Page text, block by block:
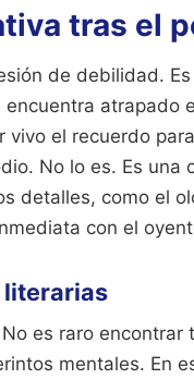
tras el
de debilidad.
atrapado
el recuerdo
No lo es. Es
detalles, como el
con el
literarias
es raro encontrar
mentales. En